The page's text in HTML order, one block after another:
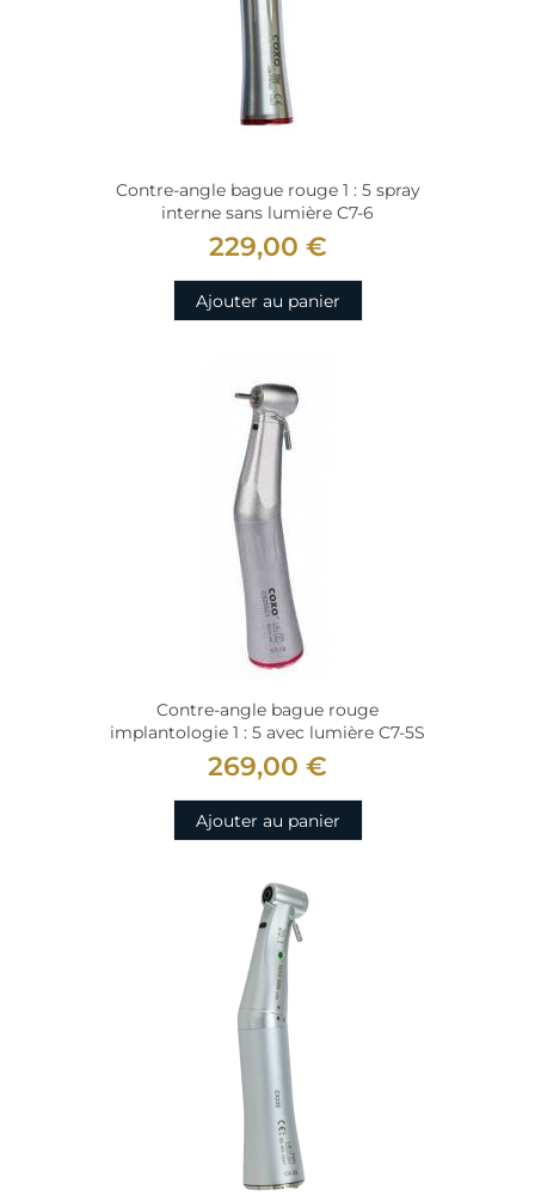
Contre-angle bague rouge 1 : 5 spray
interne sans lumière C7-6
229,00 €
Ajouter au panier
Contre-angle bague rouge
implantologie 1 : 5 avec lumière C7-5S
269,00 €
Ajouter au panier